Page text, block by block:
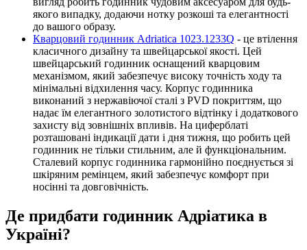
якого випадку, додаючи нотку розкоші та елегантності
до вашого образу.
Кварцовий годинник Adriatica 1023.1233Q - це втілення
класичного дизайну та швейцарської якості. Цей
швейцарський годинник оснащений кварцовим
механізмом, який забезпечує високу точність ходу та
мінімальні відхилення часу. Корпус годинника
виконаний з нержавіючої сталі з PVD покриттям, що
надає їм елегантного золотистого відтінку і додаткового
захисту від зовнішніх впливів. На циферблаті
розташовані індикації дати і дня тижня, що робить цей
годинник не тільки стильним, але й функціональним.
Сталевий корпус годинника гармонійно поєднується зі
шкіряним ремінцем, який забезпечує комфорт при
носінні та довговічність.
Де придбати годинник Адріатика в
Україні?